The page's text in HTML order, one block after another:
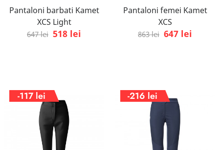
Pantaloni barbati Kamet
XCS Light
647 lei 518 lei
Pantaloni femei Kamet
XCS
863 lei 647 lei
-117 lei -216 lei